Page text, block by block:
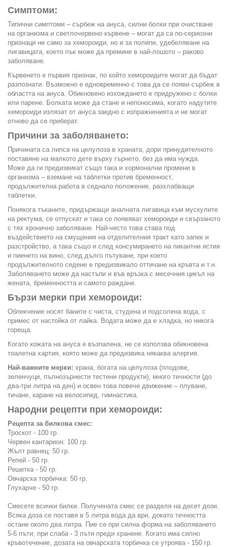
Симптоми:
Типични симптоми – сърбеж на ануса, силни болки при очистване
на организма и светлочервено кървене – могат да са по-сериозни
признаци не само за хемороиди, но и за полипи, удебеляване на
лигавицата, което пък може да премине в най-лошото – раково
заболяване.
Кървенето е първия признак, по който хемороидите могат да бъдат
разпознати. Възможно е едновременно с това да се появи сърбеж в
областта на ануса. Обикновено изхождането е придружено с болки
или парене. Болката може да стане и непоносима, когато надутите
хемороиди излязат от ануса заедно с изпражненията и не могат
отново да се приберат.
Причини за заболяването:
Причината са липса на целулоза в храната, дори принудителното
поставяне на малкото дете върху гърнето, без да има нужда.
Може да ги предизвикат също така и хормонални промени в
организма – вземане на таблетки против бременност,
продължителна работа в седнало положение, разхлабващи
таблетки.
Понякога тъканите, придържащи аналната лигавица към мускулите
на ректума, се отпускат и така се появяват хемороиди и свързаното
с тях хронично заболяване. Най-често това става под
въздействието на смущения на отделителния тракт като запек и
разстройство, а така също и след консумирането на пикантни ястия
и пиенето на вино, след дълго пътуване, при което
продължителното седене е предизвикало оттичане на кръвта и т.н.
Заболяването може да настъпи и във връзка с месечния цикъл на
жената, бременността и самото раждане.
Бързи мерки при хемороиди:
Облекчение носят баните с чиста, студена и подсолена вода, с
примес от настойка от лайка. Водата може да е хладка, но никога
гореща.
Когато кожата на ануса е възпалена, не се използва обикновена
тоалетна хартия, която може да предизвика някаква алергия.
Най-важните мерки: храна, богата на целулоза (плодове,
зеленчуци, пълнозърнести тестени продукти), много течности (до
два-три литра на ден) и освен това повече движение – плуване,
тичане, каране на велосипед, гимнастика.
Народни рецепти при хемороиди:
Рецепта за билкова смес:
Троскот - 100 гр.
Червен кантарион: 100 гр.
Жълт равнец: 50 гр.
Репей - 50 гр.
Решетка - 50 гр.
Овчарска торбичка: 50 гр.
Глухарче - 50 гр.
Смесете всички билки. Получената смес се разделя на десет дози.
Всяка доза се поставя в 5 литра вода да ври, докато течността
остане около два литра. Пие се при силна форма на заболяването
5-6 пъти, при слаба - 3 пъти преди хранене. Когато има силно
кръвотечение, дозата на овчарската торбичка се утроява - 150 гр.